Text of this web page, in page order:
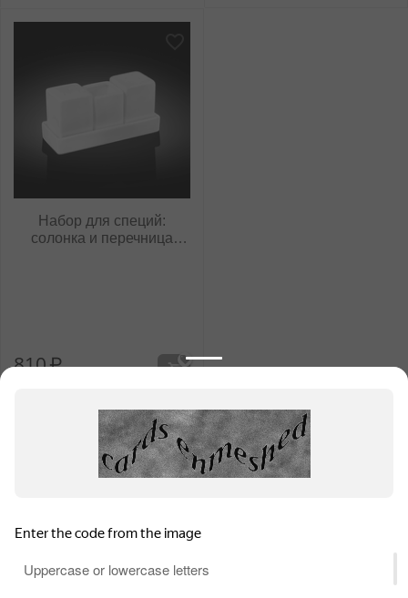
Набор для специй:
солонка и перечница
810₽
Информация для продавцов
Покупательский сервис
Контакты